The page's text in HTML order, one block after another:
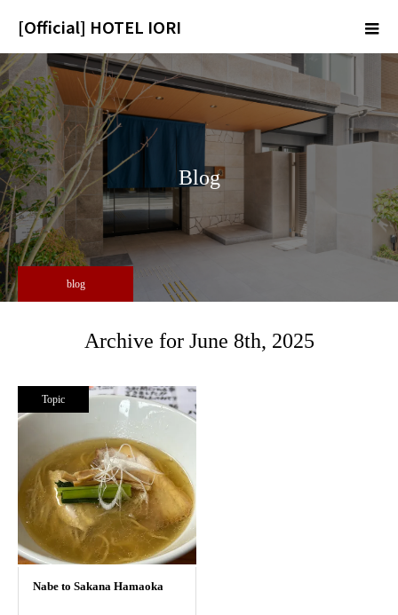
[Official] HOTEL IORI
Blog
blog
Archive for June 8th, 2025
Topic